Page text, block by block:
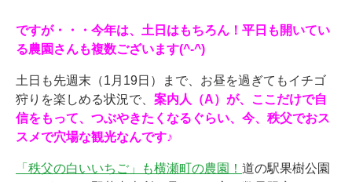
ですが・・・今年は、土日はもちろん！平日も開いてい
る農園さんも複数ございます(^-^)
土日も先週末（1月19日）まで、お昼を過ぎてもイチゴ
狩りを楽しめる状況で、 案内人（A）が、ここだけで自
信をもって、つぶやきたくなるぐらい、今、秩父でおス
スメで穴場な観光なんです♪
「秩父の白いいちご」も横瀬町の農園！ 道の駅果樹公園